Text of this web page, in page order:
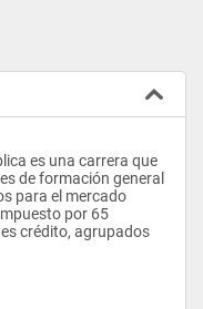
de formación general
para el mercado
por 65
crédito, agrupados